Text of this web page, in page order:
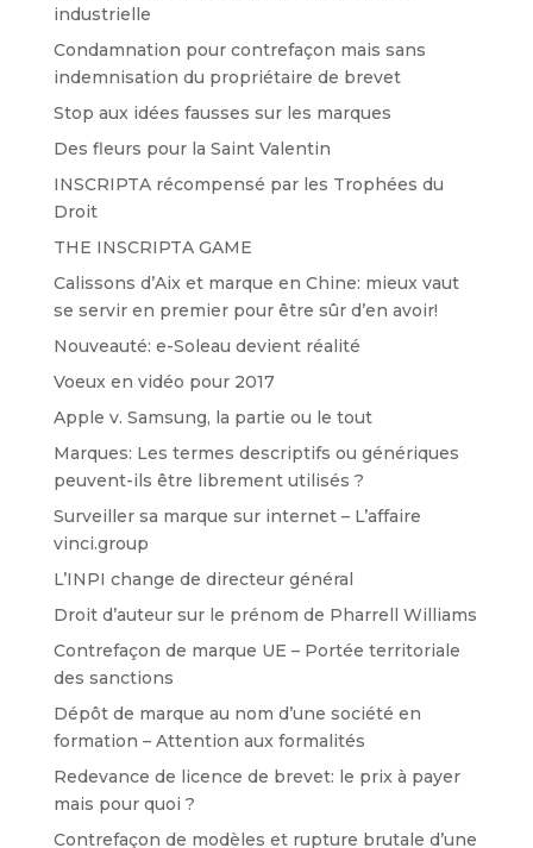
industrielle
Condamnation pour contrefaçon mais sans
indemnisation du propriétaire de brevet
Stop aux idées fausses sur les marques
Des fleurs pour la Saint Valentin
INSCRIPTA récompensé par les Trophées du
Droit
THE INSCRIPTA GAME
Calissons d’Aix et marque en Chine: mieux vaut
se servir en premier pour être sûr d’en avoir!
Nouveauté: e-Soleau devient réalité
Voeux en vidéo pour 2017
Apple v. Samsung, la partie ou le tout
Marques: Les termes descriptifs ou génériques
peuvent-ils être librement utilisés ?
Surveiller sa marque sur internet – L’affaire
vinci.group
L’INPI change de directeur général
Droit d’auteur sur le prénom de Pharrell Williams
Contrefaçon de marque UE – Portée territoriale
des sanctions
Dépôt de marque au nom d’une société en
formation – Attention aux formalités
Redevance de licence de brevet: le prix à payer
mais pour quoi ?
Contrefaçon de modèles et rupture brutale d’une